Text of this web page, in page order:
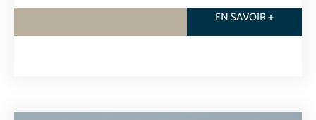
EN SAVOIR +